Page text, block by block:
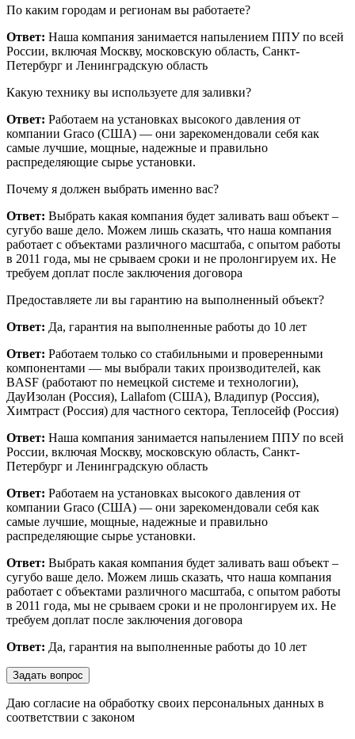
По каким городам и регионам вы работаете?
Ответ: Наша компания занимается напылением ППУ по всей
России, включая Москву, московскую область, Санкт-
Петербург и Ленинградскую область
Какую технику вы используете для заливки?
Ответ: Работаем на установках высокого давления от
компании Graco (США) — они зарекомендовали себя как
самые лучшие, мощные, надежные и правильно
распределяющие сырье установки.
Почему я должен выбрать именно вас?
Ответ: Выбрать какая компания будет заливать ваш объект –
сугубо ваше дело. Можем лишь сказать, что наша компания
работает с объектами различного масштаба, с опытом работы
в 2011 года, мы не срываем сроки и не пролонгируем их. Не
требуем доплат после заключения договора
Предоставляете ли вы гарантию на выполненный объект?
Ответ: Да, гарантия на выполненные работы до 10 лет
Ответ: Работаем только со стабильными и проверенными
компонентами — мы выбрали таких производителей, как
BASF (работают по немецкой системе и технологии),
ДауИзолан (Россия), Lallafom (США), Владипур (Россия),
Химтраст (Россия) для частного сектора, Теплосейф (Россия)
Ответ: Наша компания занимается напылением ППУ по всей
России, включая Москву, московскую область, Санкт-
Петербург и Ленинградскую область
Ответ: Работаем на установках высокого давления от
компании Graco (США) — они зарекомендовали себя как
самые лучшие, мощные, надежные и правильно
распределяющие сырье установки.
Ответ: Выбрать какая компания будет заливать ваш объект –
сугубо ваше дело. Можем лишь сказать, что наша компания
работает с объектами различного масштаба, с опытом работы
в 2011 года, мы не срываем сроки и не пролонгируем их. Не
требуем доплат после заключения договора
Ответ: Да, гарантия на выполненные работы до 10 лет
Задать вопрос
Даю согласие на обработку своих персональных данных в
соответствии с законом